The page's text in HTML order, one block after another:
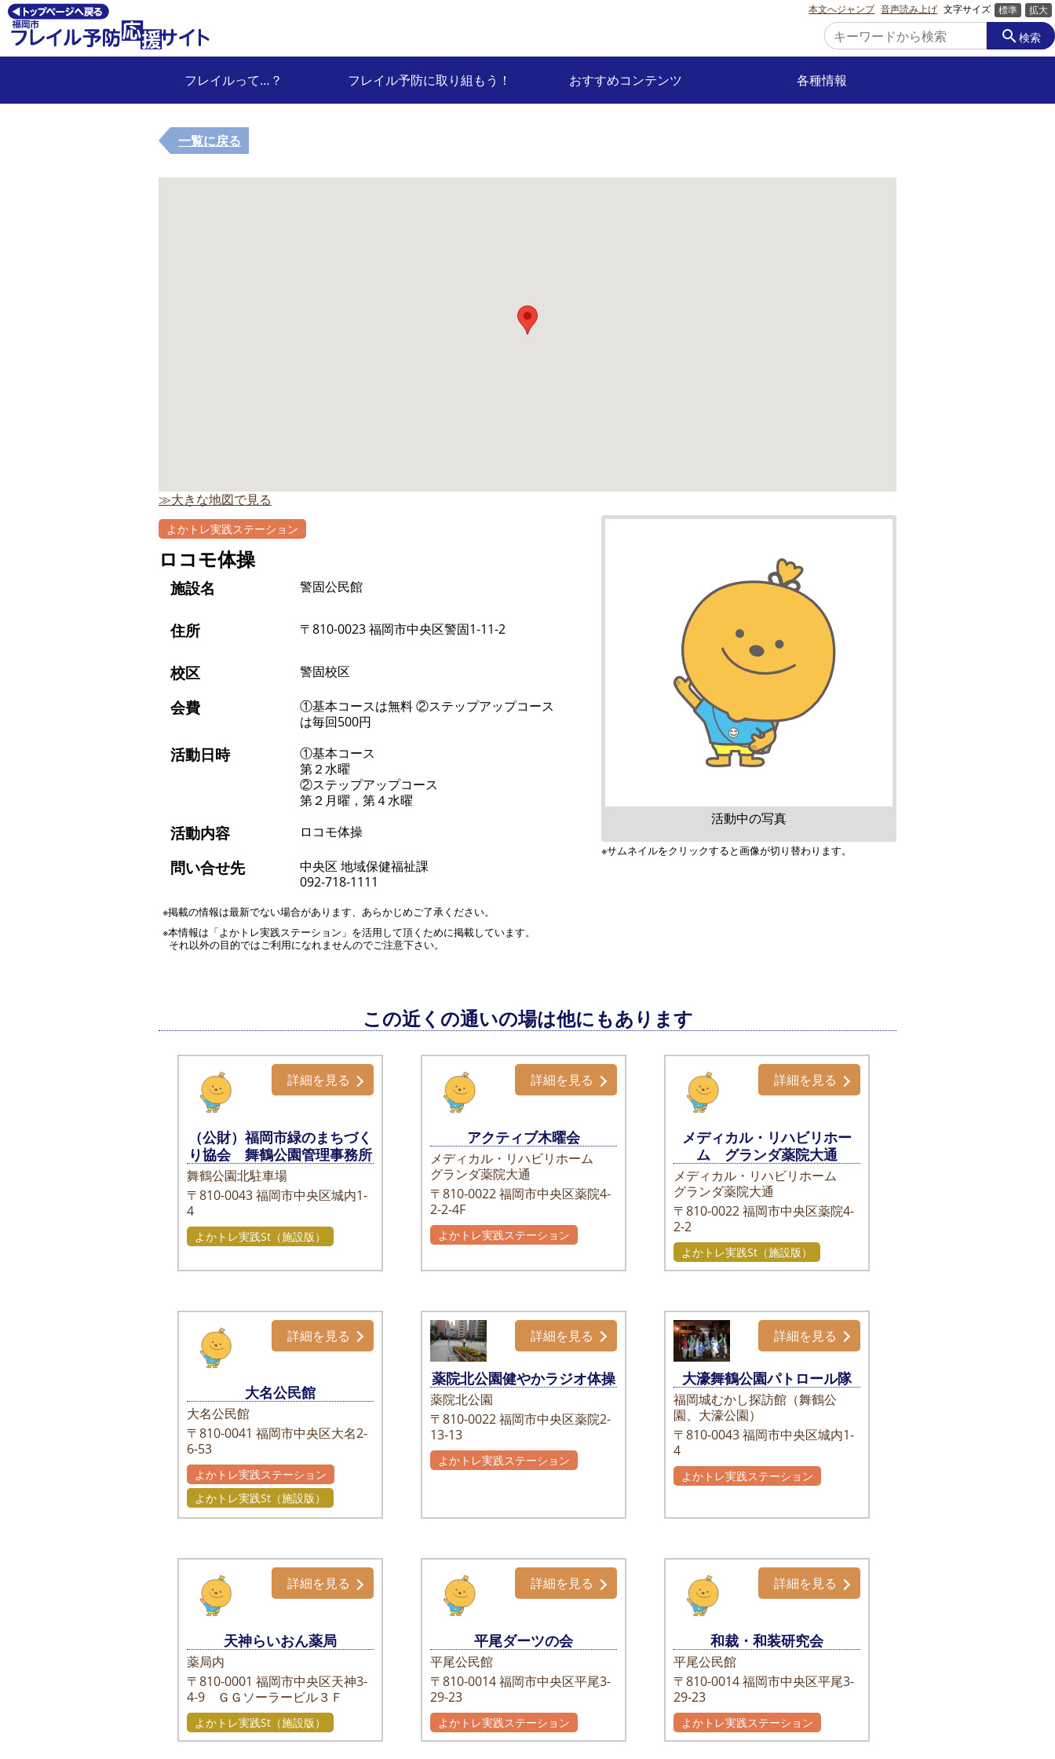
本文へジャンプ 音声読み上げ 文字サイズ 標準 拡大
search検索
フレイルって…？ フレイル予防に取り組もう！ おすすめコンテンツ 各種情報
一覧に戻る
≫大きな地図で見る
よかトレ実践ステーション
ロコモ体操
施設名 警固公民館
住所 〒810-0023 福岡市中央区警固1-11-2
校区 警固校区
会費
①基本コースは無料 ②ステップアップコース
は毎回500円
活動日時
①基本コース
第２水曜
②ステップアップコース
第２月曜，第４水曜
活動内容 ロコモ体操
問い合せ先
中央区 地域保健福祉課
092-718-1111
※掲載の情報は最新でない場合があります、あらかじめご了承ください。
※本情報は「よかトレ実践ステーション」を活用して頂くために掲載しています。
それ以外の目的ではご利用になれませんのでご注意下さい。
活動中の写真
※サムネイルをクリックすると画像が切り替わります。
この近くの通いの場は他にもあります
（公財）福岡市緑のまちづく
り協会 舞鶴公園管理事務所
舞鶴公園北駐車場
〒810-0043福岡市中央区城内1-
4
詳細を見る
よかトレ実践St（施設版）
アクティブ木曜会
メディカル・リハビリホーム
グランダ薬院大通
〒810-0022福岡市中央区薬院4-
2-2-4F
詳細を見る
よかトレ実践ステーション
メディカル・リハビリホー
ム グランダ薬院大通
メディカル・リハビリホーム
グランダ薬院大通
〒810-0022 福岡市中央区薬院4-
2-2
詳細を見る
よかトレ実践St（施設版）
大名公民館
大名公民館
〒810-0041 福岡市中央区大名2-
6-53
詳細を見る
よかトレ実践ステーション
よかトレ実践St（施設版）
薬院北公園健やかラジオ体操
薬院北公園
〒810-0022福岡市中央区薬院2-
13-13
詳細を見る
よかトレ実践ステーション
大濠舞鶴公園パトロール隊
福岡城むかし探訪館（舞鶴公
園、大濠公園）
〒810-0043 福岡市中央区城内1-
4
詳細を見る
よかトレ実践ステーション
天神らいおん薬局
薬局内
〒810-0001 福岡市中央区天神3-
4-9 ＧＧソーラービル３Ｆ
詳細を見る
よかトレ実践St（施設版）
平尾ダーツの会
平尾公民館
〒810-0014福岡市中央区平尾3-
29-23
詳細を見る
よかトレ実践ステーション
和裁・和装研究会
平尾公民館
〒810-0014 福岡市中央区平尾3-
29-23
詳細を見る
よかトレ実践ステーション